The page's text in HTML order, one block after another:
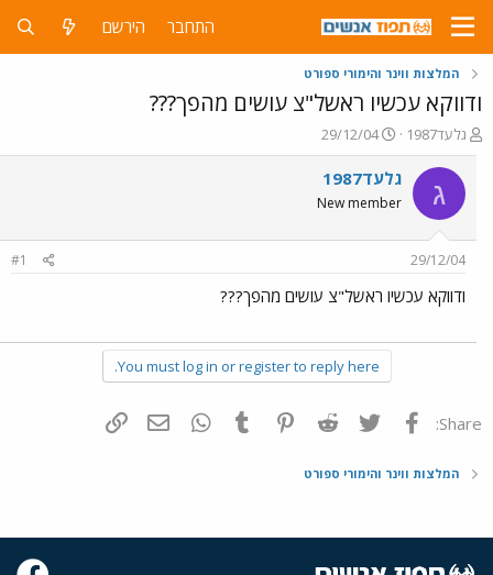
התחבר הירשם
המלצות ווינר והימורי ספורט
ודווקא עכשיו ראשל"צ עושים מהפך???
פ
ו
ת
ח
ה
ש
א
גלעד1987
פ
ו
ר
ם
ר
29/12/04
ג גלעד1987
New member
29/12/04
#1
ודווקא עכשיו ראשל"צ עושים מהפך???
You must log in or register to reply here.
Share: פייסבוק Twitter
Reddit
Pinterest
Tumblr
WhatsAppדואר אלקטרוני
המלצות ווינר והימורי ספורט